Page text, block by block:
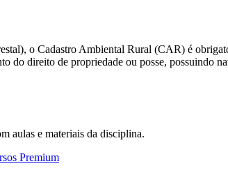
o Cadastro Ambiental Rural (CAR) é
do direito de propriedade ou posse, possuindo
aulas e materiais da disciplina.
Premium